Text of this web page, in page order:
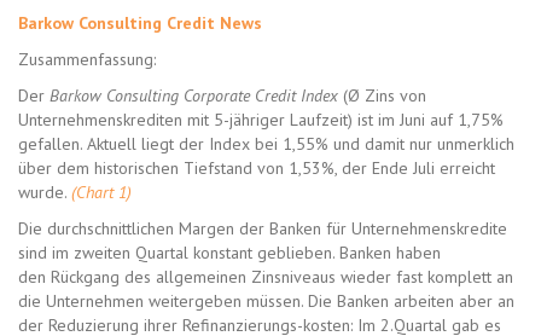
Barkow Consulting Credit News
Zusammenfassung:
Der Barkow Consulting Corporate Credit Index (Ø Zins von
Unternehmenskrediten mit 5-jähriger Laufzeit) ist im Juni auf 1,75%
gefallen. Aktuell liegt der Index bei 1,55% und damit nur unmerklich
über dem historischen Tiefstand von 1,53%, der Ende Juli erreicht
wurde. (Chart 1)
Die durchschnittlichen Margen der Banken für Unternehmenskredite
sind im zweiten Quartal konstant geblieben. Banken haben
den Rückgang des allgemeinen Zinsniveaus wieder fast komplett an
die Unternehmen weitergeben müssen. Die Banken arbeiten aber an
der Reduzierung ihrer Refinanzierungs-kosten: Im 2.Quartal gab es